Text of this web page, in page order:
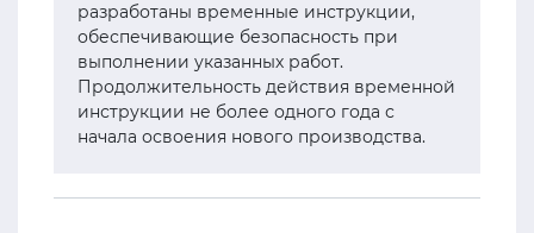
разработаны временные инструкции,
обеспечивающие безопасность при
выполнении указанных работ.
Продолжительность действия временной
инструкции не более одного года с
начала освоения нового производства.